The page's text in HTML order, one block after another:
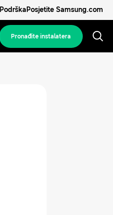
PodrškaPosjetite Samsung.com
Pronađite instalatera